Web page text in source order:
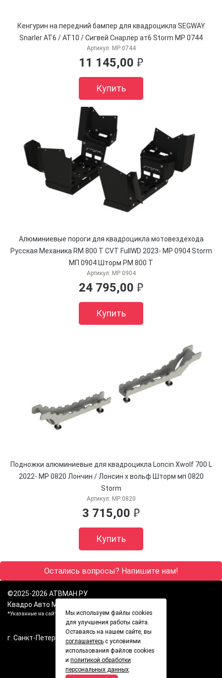
Кенгурин на передний бампер для квадроцикла SEGWAY
Snarler AT6 / AT10 / Сигвей Снарлер ат6 Storm MP 0744
Артикул: MP 0744
11 145,00 руб.
Купить
Алюминиевые пороги для квадроцикла мотовездехода
Русская Механика RM 800 T CVT FullWD 2023- MP 0904 Storm
МП 0904 Шторм РМ 800 Т
Артикул: MP 0904
24 795,00 руб.
Купить
Подножки алюминиевые для квадроцикла Loncin Xwolf 700 L
2022- MP 0820 Лончин / Лонсин х вольф Шторм мп 0820
Storm
Артикул: MP 0820
3 715,00 руб.
Купить
Остались вопросы? Напишите нам!
©2025-2026 АТВМАН.РУ
Квадро Авто Мото Аксессуары
*Указанные на сайте цены не являются публичной офертой
г. Санкт-Петербург, Пр.Кима 4 Пн-Вск: 24/7
info@atvman.ru
+7 960 282 6027
Мы используем файлы cookies
для улучшения работы сайта.
Оставаясь на нашем сайте, вы
соглашаетесь с условиями
использования файлов cookies
и политикой обработки
персональных данных.